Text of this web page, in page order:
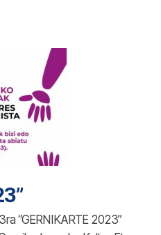
“GERNIKARTE 2023”